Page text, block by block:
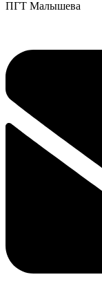
ПГТ Малышева